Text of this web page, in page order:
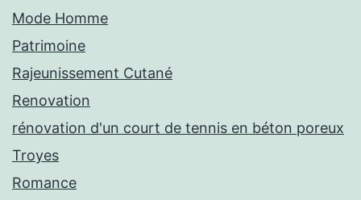
Mode Homme
Patrimoine
Rajeunissement Cutané
Renovation
rénovation d'un court de tennis en béton poreux
Troyes
Romance